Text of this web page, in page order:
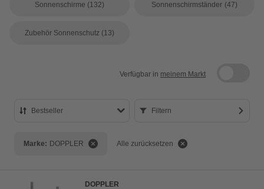
Sonnenschirme (132) Sonnenschirmständer (47)
Zubehör Sonnenschutz (13)
Verfügbar in meinem Markt
Bestseller Filtern
Marke: DOPPLER Alle zurücksetzen
DOPPLER